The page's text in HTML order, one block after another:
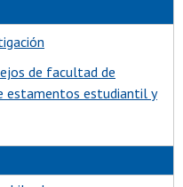
de facultad de
estamentos estudiantil y